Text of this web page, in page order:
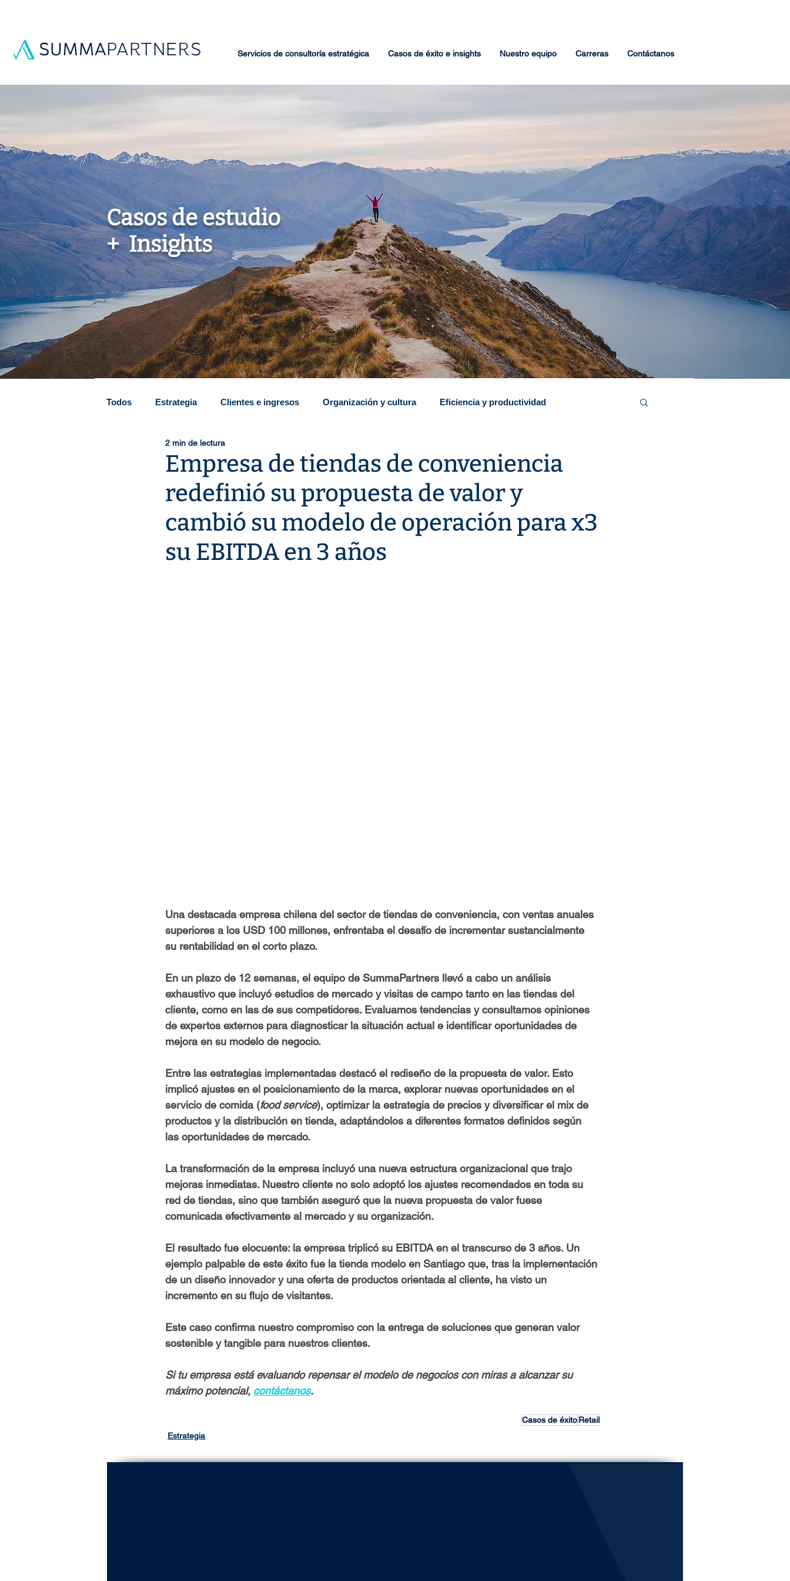
Servicios de consultoría estratégica Casos de éxito e insights Nuestro equipo Carreras Contáctanos
Casos de estudio
​+ Insights
Todos Estrategia Clientes e ingresos Organización y cultura Eficiencia y productividad
Digital y analítica Transformación y rentabilización
Reestructuraciones financieras M&A Presupuesto Base Cero (ZBB) Implementación
Empresa de tiendas de conveniencia
redefinió su propuesta de valor y
cambió su modelo de operación para x3
su EBITDA en 3 años
2 min de lectura
Una destacada empresa chilena del sector de tiendas de conveniencia, con ventas anuales
superiores a los USD 100 millones, enfrentaba el desafío de incrementar sustancialmente
su rentabilidad en el corto plazo.
En un plazo de 12 semanas, el equipo de SummaPartners llevó a cabo un análisis
exhaustivo que incluyó estudios de mercado y visitas de campo tanto en las tiendas del
cliente, como en las de sus competidores. Evaluamos tendencias y consultamos opiniones
de expertos externos para diagnosticar la situación actual e identificar oportunidades de
mejora en su modelo de negocio.
Entre las estrategias implementadas destacó el rediseño de la propuesta de valor. Esto
implicó ajustes en el posicionamiento de la marca, explorar nuevas oportunidades en el
servicio de comida (food service), optimizar la estrategia de precios y diversificar el mix de
productos y la distribución en tienda, adaptándolos a diferentes formatos definidos según
las oportunidades de mercado.
La transformación de la empresa incluyó una nueva estructura organizacional que trajo
mejoras inmediatas. Nuestro cliente no solo adoptó los ajustes recomendados en toda su
red de tiendas, sino que también aseguró que la nueva propuesta de valor fuese
comunicada efectivamente al mercado y su organización.
El resultado fue elocuente: la empresa triplicó su EBITDA en el transcurso de 3 años. Un
ejemplo palpable de este éxito fue la tienda modelo en Santiago que, tras la implementación
de un diseño innovador y una oferta de productos orientada al cliente, ha visto un
incremento en su flujo de visitantes.
Este caso confirma nuestro compromiso con la entrega de soluciones que generan valor
sostenible y tangible para nuestros clientes.
Si tu empresa está evaluando repensar el modelo de negocios con miras a alcanzar su
máximo potencial, contáctanos.
Casos de éxitoRetail
Estrategia